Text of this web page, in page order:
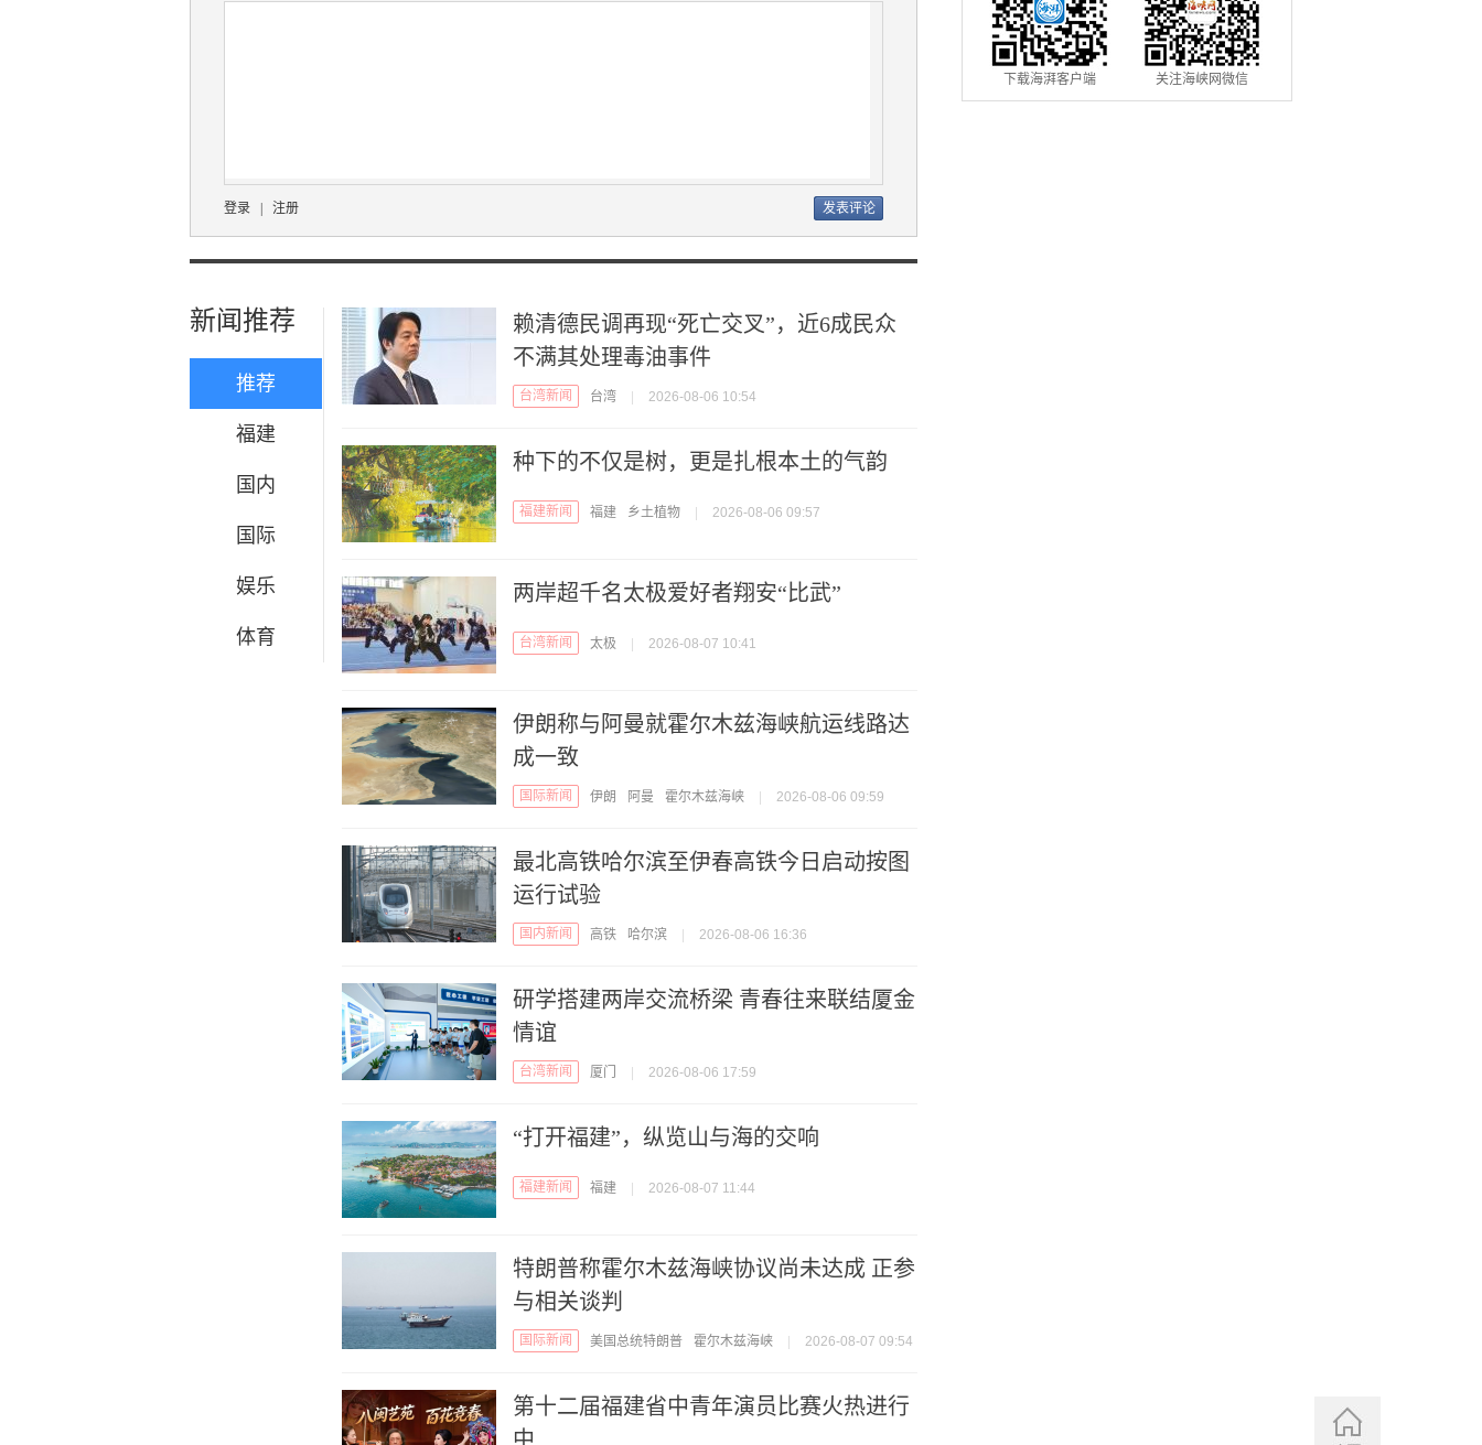
登录 注册
新闻推荐
推荐
福建
国内
国际
娱乐
体育
赖清德民调再现“死亡交叉”，近6成民众
不满其处理毒油事件
台湾新闻 台湾 2026-08-06 10:54
种下的不仅是树，更是扎根本土的气韵
福建新闻 福建 乡土植物 2026-08-06 09:57
两岸超千名太极爱好者翔安“比武”
台湾新闻 太极 2026-08-07 10:41
伊朗称与阿曼就霍尔木兹海峡航运线路达
成一致
国际新闻 伊朗 阿曼 霍尔木兹海峡 2026-08-06 09:59
最北高铁哈尔滨至伊春高铁今日启动按图
运行试验
国内新闻 高铁 哈尔滨 2026-08-06 16:36
研学搭建两岸交流桥梁 青春往来联结厦金
情谊
台湾新闻 厦门 2026-08-06 17:59
“打开福建”，纵览山与海的交响
福建新闻 福建 2026-08-07 11:44
特朗普称霍尔木兹海峡协议尚未达成 正参
与相关谈判
国际新闻 美国总统特朗普 霍尔木兹海峡 2026-08-07 09:54
第十二届福建省中青年演员比赛火热进行
中
下载海湃客户端 关注海峡网微信